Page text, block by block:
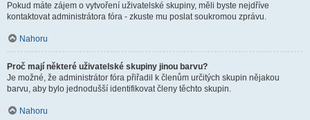
Pokud máte zájem o vytvoření uživatelské skupiny, měli byste nejdříve
kontaktovat administrátora fóra - zkuste mu poslat soukromou zprávu.
Nahoru
Proč mají některé uživatelské skupiny jinou barvu?
Je možné, že administrátor fóra přiřadil k členům určitých skupin nějakou
barvu, aby bylo jednodušší identifikovat členy těchto skupin.
Nahoru